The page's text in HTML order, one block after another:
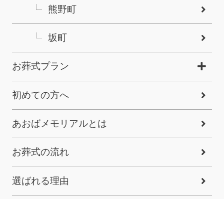
熊野町
坂町
お葬式プラン
初めての方へ
あおばメモリアルとは
お葬式の流れ
選ばれる理由